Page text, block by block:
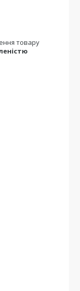
товару